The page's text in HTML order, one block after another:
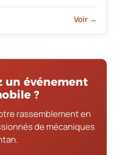
Voir →
un événement
?
rassemblement en
de mécaniques